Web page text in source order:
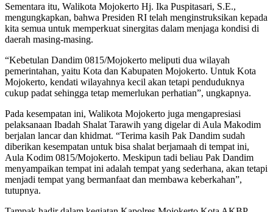
Sementara itu, Walikota Mojokerto Hj. Ika Puspitasari, S.E.,
mengungkapkan, bahwa Presiden RI telah menginstruksikan kepada
kita semua untuk memperkuat sinergitas dalam menjaga kondisi di
daerah masing-masing.
“Kebetulan Dandim 0815/Mojokerto meliputi dua wilayah
pemerintahan, yaitu Kota dan Kabupaten Mojokerto. Untuk Kota
Mojokerto, kendati wilayahnya kecil akan tetapi penduduknya
cukup padat sehingga tetap memerlukan perhatian”, ungkapnya.
Pada kesempatan ini, Walikota Mojokerto juga mengapresiasi
pelaksanaan Ibadah Shalat Tarawih yang digelar di Aula Makodim
berjalan lancar dan khidmat. “Terima kasih Pak Dandim sudah
diberikan kesempatan untuk bisa shalat berjamaah di tempat ini,
Aula Kodim 0815/Mojokerto. Meskipun tadi beliau Pak Dandim
menyampaikan tempat ini adalah tempat yang sederhana, akan tetapi
menjadi tempat yang bermanfaat dan membawa keberkahan”,
tutupnya.